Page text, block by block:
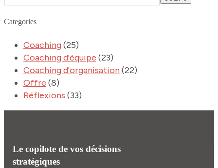
Categories
Coaching(25)
Coaching d'équipe (23)
Coaching d'organisation(22)
Offre (8)
Réflexions (33)
Le copilote de vos décisions
stratégiques